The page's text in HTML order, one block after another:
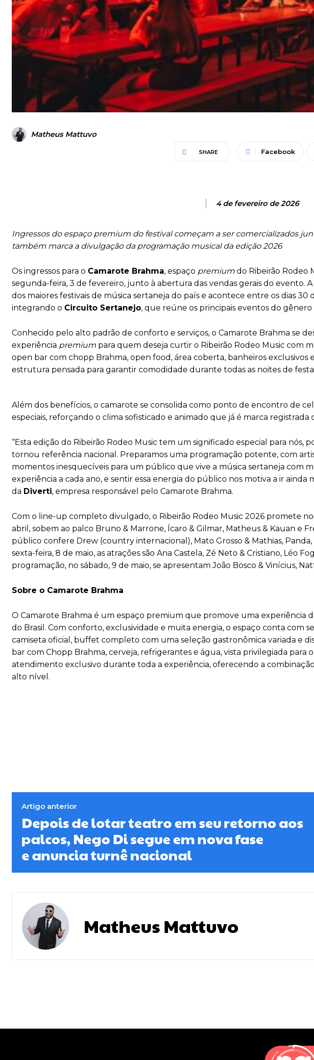
Matheus Mattuvo
SHARE Facebook
4 de fevereiro de 2026
Ingressos do espaço premium do festival começam a ser comercializados
também marca a divulgação da programação musical da edição 2026
Os ingressos para o Camarote Brahma, espaço premium do Ribeirão Rodeo
segunda-feira, 3 de fevereiro, junto à abertura das vendas gerais do evento.
dos maiores festivais de música sertaneja do país e acontece entre os dias 30
integrando o Circuito Sertanejo, que reúne os principais eventos do gênero
Conhecido pelo alto padrão de conforto e serviços, o Camarote Brahma se
experiência premium para quem deseja curtir o Ribeirão Rodeo Music com
open bar com chopp Brahma, open food, área coberta, banheiros exclusivos
estrutura pensada para garantir comodidade durante todas as noites de
Além dos benefícios, o camarote se consolida como ponto de encontro de
especiais, reforçando o clima sofisticado e animado que já é marca
“Esta edição do Ribeirão Rodeo Music tem um significado especial para nós,
tornou referência nacional. Preparamos uma programação potente, com
momentos inesquecíveis para um público que vive a música sertaneja com
experiência a cada ano, e sentir essa energia do público nos motiva a ir ainda
da Diverti, empresa responsável pelo Camarote Brahma.
Com o line-up completo divulgado, o Ribeirão Rodeo Music 2026 promete
abril, sobem ao palco Bruno & Marrone, Ícaro & Gilmar, Matheus & Kauan e
público confere Drew (country internacional), Mato Grosso & Mathias, Panda,
sexta-feira, 8 de maio, as atrações são Ana Castela, Zé Neto & Cristiano, Léo
programação, no sábado, 9 de maio, se apresentam João Bosco & Vinícius,
Sobre o Camarote Brahma
O Camarote Brahma é um espaço premium que promove uma experiência
do Brasil. Com conforto, exclusividade e muita energia, o espaço conta com
camiseta oficial, buffet completo com uma seleção gastronômica variada e
bar com Chopp Brahma, cerveja, refrigerantes e água, vista privilegiada para
atendimento exclusivo durante toda a experiência, oferecendo a
alto nível.
Artigo anterior
Depois de lotar teatro em seu retorno aos
palcos, Nego Di segue em nova fase
e anuncia turnê nacional
Matheus Mattuvo